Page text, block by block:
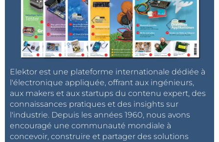
Elektor est une plateforme internationale dédiée à
l'électronique appliquée, offrant aux ingénieurs,
aux makers et aux startups du contenu expert, des
connaissances pratiques et des insights sur
l'industrie. Depuis les années 1960, nous avons
encouragé une communauté mondiale à
concevoir, construire et partager des solutions